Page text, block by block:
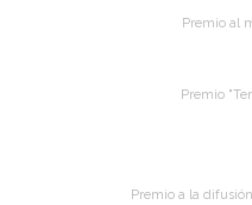
Premio al
Premio
Premio a la